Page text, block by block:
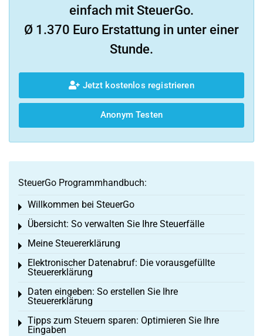
einfach mit SteuerGo.
Ø 1.370 Euro Erstattung in unter einer
Stunde.
Jetzt kostenlos registrieren
Anonym Testen
SteuerGo Programmhandbuch:
Willkommen bei SteuerGo
Toggle menu
Übersicht: So verwalten Sie Ihre Steuerfälle
Toggle menu
Meine Steuererklärung
Toggle menu
Elektronischer Datenabruf: Die vorausgefüllte
Steuererklärung
Toggle menu
Daten eingeben: So erstellen Sie Ihre
Steuererklärung
Toggle menu
Tipps zum Steuern sparen: Optimieren Sie Ihre
Eingaben
Toggle menu